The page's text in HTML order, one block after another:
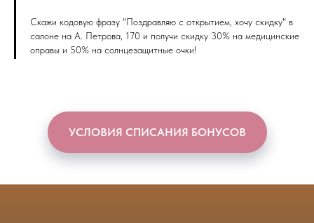
Скажи кодовую фразу "Поздравляю с открытием, хочу скидку" в
салоне на А. Петрова, 170 и получи скидку 30% на медицинские
оправы и 50% на солнцезащитные очки!
УСЛОВИЯ СПИСАНИЯ БОНУСОВ